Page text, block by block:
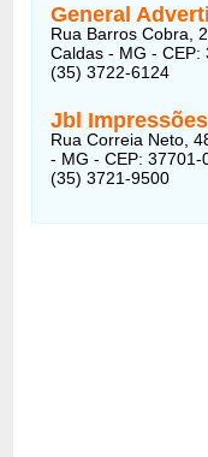
General
Rua Barros Cobra,
Caldas - MG - CEP:
(35) 3722-6124
Jbl
Rua Correia Neto,
- MG - CEP: 37701-
(35) 3721-9500